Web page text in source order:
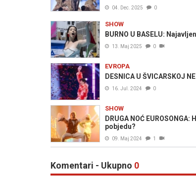
04. Dec. 2025 0
SHOW
BURNO U BASELU:
13. Maj 2025 0
EVROPA
DESNICA U ŠVICARSKOJ
16. Jul. 2024 0
SHOW
DRUGA NOĆ
pobjedu?
09. Maj 2024 1
Komentari - Ukupno 0